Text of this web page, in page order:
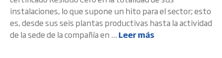
instalaciones, lo que supone un hito para el sector; esto
es, desde sus seis plantas productivas hasta la actividad
de la sede de la compañía en ... Leer más